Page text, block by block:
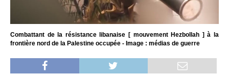
Combattant de la résistance libanaise [ mouvement Hezbollah ] à la
frontière nord de la Palestine occupée - Image : médias de guerre